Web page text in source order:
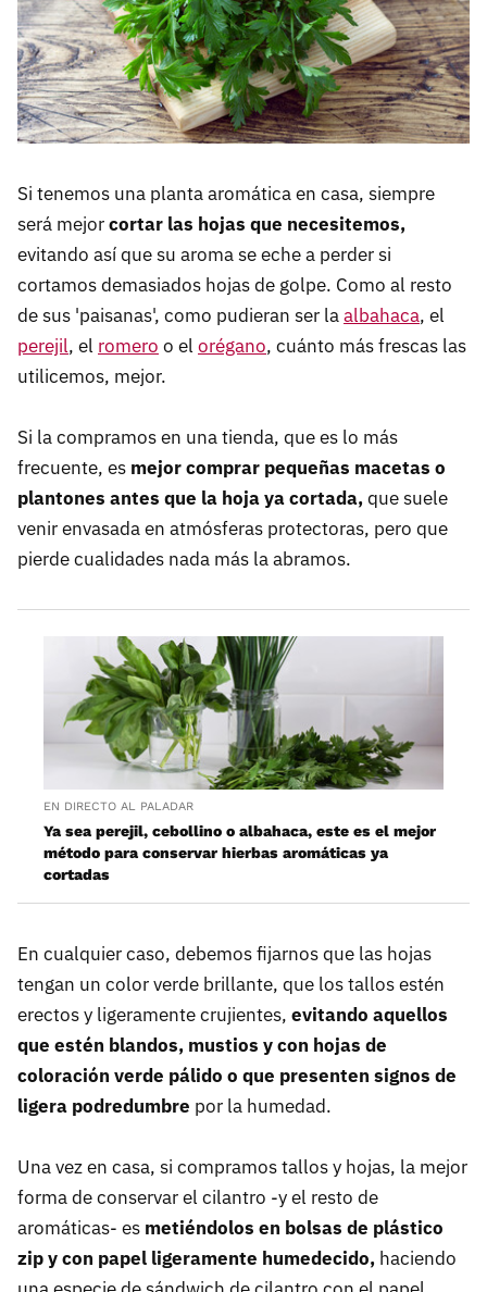
Si tenemos una planta aromática en casa, siempre
será mejorcortar las hojas que necesitemos,
evitando así que su aroma se eche a perder si
cortamos demasiados hojas de golpe. Como al resto
de sus 'paisanas', como pudieran ser laalbahaca, el
perejil, el romero o el orégano, cuánto más frescas las
utilicemos, mejor.
Si la compramos en una tienda, que es lo más
frecuente, es mejor comprar pequeñas macetas o
plantones antes que la hoja ya cortada,que suele
venir envasada en atmósferas protectoras, pero que
pierde cualidades nada más la abramos.
EN DIRECTO AL PALADAR
Ya sea perejil, cebollino o albahaca, este es el mejor
método para conservar hierbas aromáticas ya
cortadas
En cualquier caso, debemos fijarnos que las hojas
tengan un color verde brillante, que los tallos estén
erectos y ligeramente crujientes, evitando aquellos
que estén blandos, mustios y con hojas de
coloración verde pálido o que presenten signos de
ligera podredumbre por la humedad.
Una vez en casa, si compramos tallos y hojas, la mejor
forma de conservar el cilantro -y el resto de
aromáticas- es metiéndolos en bolsas de plástico
zip y con papel ligeramente humedecido, haciendo